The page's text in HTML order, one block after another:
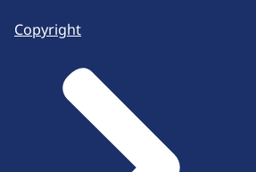
Copyright